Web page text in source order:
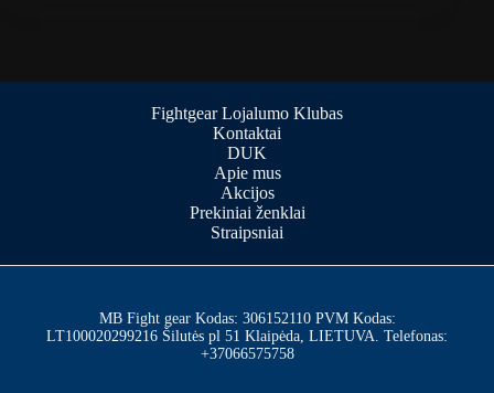
Fightgear Lojalumo Klubas
Kontaktai
DUK
Apie mus
Akcijos
Prekiniai ženklai
Straipsniai
MB Fight gear Kodas: 306152110 PVM Kodas:
LT100020299216 Šilutės pl 51 Klaipėda, LIETUVA. Telefonas:
+37066575758